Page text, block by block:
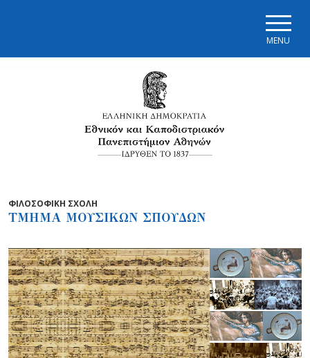
MENU
ΦΙΛΟΣΟΦΙΚΗ ΣΧΟΛΗ
ΤΜΗΜΑ ΜΟΥΣΙΚΩΝ ΣΠΟΥΔΩΝ